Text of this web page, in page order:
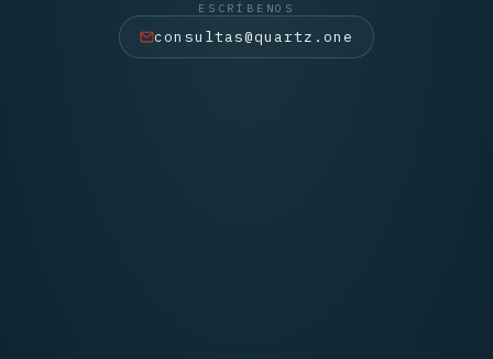
ESCRÍBENOS
consultas@quartz.one